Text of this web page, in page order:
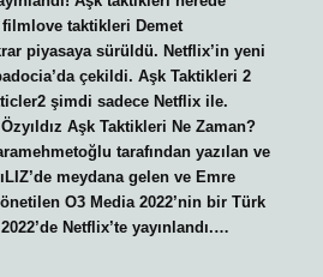
taktikleri Demet
piyasaya sürüldü. Netflix’in yeni
çekildi. Aşk Taktikleri 2
şimdi sadece Netflix ile.
Aşk Taktikleri Ne Zaman?
tarafından yazılan ve
meydana gelen ve Emre
O3 Media 2022’nin bir Türk
Netflix’te yayınlandı.…